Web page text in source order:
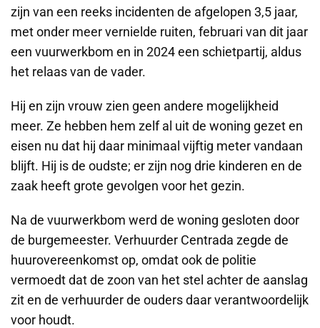
zijn van een reeks incidenten de afgelopen 3,5 jaar,
met onder meer vernielde ruiten, februari van dit jaar
een vuurwerkbom en in 2024 een schietpartij, aldus
het relaas van de vader.
Hij en zijn vrouw zien geen andere mogelijkheid
meer. Ze hebben hem zelf al uit de woning gezet en
eisen nu dat hij daar minimaal vijftig meter vandaan
blijft. Hij is de oudste; er zijn nog drie kinderen en de
zaak heeft grote gevolgen voor het gezin.
Na de vuurwerkbom werd de woning gesloten door
de burgemeester. Verhuurder Centrada zegde de
huurovereenkomst op, omdat ook de politie
vermoedt dat de zoon van het stel achter de aanslag
zit en de verhuurder de ouders daar verantwoordelijk
voor houdt.